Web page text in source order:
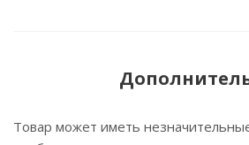
Товар может иметь